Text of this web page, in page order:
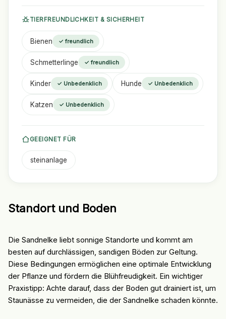
TIERFREUNDLICHKEIT & SICHERHEIT
Bienen ✓ freundlich
Schmetterlinge ✓ freundlich
Kinder ✓ Unbedenklich Hunde ✓ Unbedenklich
Katzen ✓ Unbedenklich
GEEIGNET FÜR
steinanlage
Standort und Boden
Die Sandnelke liebt sonnige Standorte und kommt am
besten auf durchlässigen, sandigen Böden zur Geltung.
Diese Bedingungen ermöglichen eine optimale Entwicklung
der Pflanze und fördern die Blühfreudigkeit. Ein wichtiger
Praxistipp: Achte darauf, dass der Boden gut drainiert ist, um
Staunässe zu vermeiden, die der Sandnelke schaden könnte.